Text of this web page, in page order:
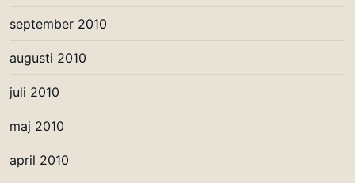
september 2010
augusti 2010
juli 2010
maj 2010
april 2010